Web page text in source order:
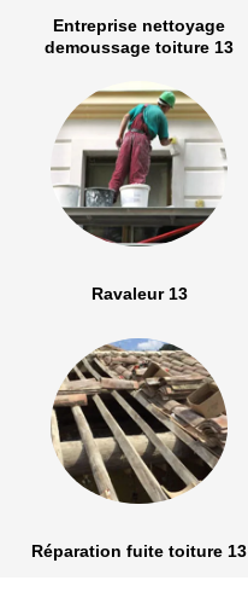
Entreprise nettoyage
demoussage toiture 13
Ravaleur 13
Réparation fuite toiture 13